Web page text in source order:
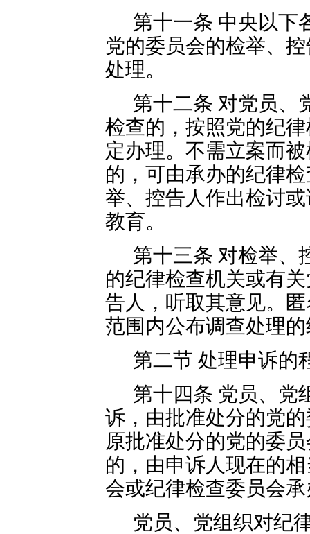
第十一条 中央以下
党的委员会的检举、
处理。
第十二条 对党员、
检查的，按照党的纪
定办理。不需立案而
的，可由承办的纪律
举、控告人作出检讨
教育。
第十三条 对检举、
的纪律检查机关或有
告人，听取其意见。
范围内公布调查处理
第二节 处理申诉的
第十四条 党员、党
诉，由批准处分的党
原批准处分的党的委
的，由申诉人现在的
会或纪律检查委员会
党员、党组织对纪